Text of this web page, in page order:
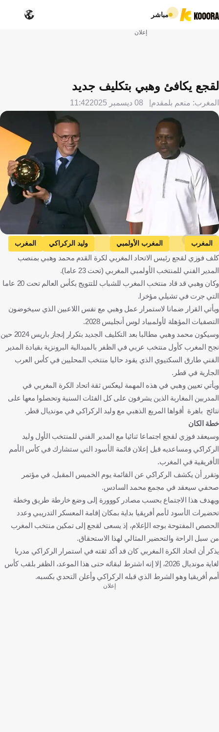
مباشر
إعلان
لقجع يكافئ وهبي بتكليف جديد
المغرب: منعم بلمقدم 08 ديسمبر 2025 11:42
KOOORA
المغرب المغرب الأولمبي وليد الركراكي
المغرب
كرة قدم
كلف فوزي لقجع رئيس الاتحاد المغربي لكرة القدم محمد وهبي بمنصب
المدير الفني للمنتخب الأولمبي المغربي (تحت 23 عاما).
وكان وهبي قد قاد منتخب المغرب للشباب للتتويج بكأس العالم تحت 20 عاما
التي جرت في تشيلي مؤخرا.
ويأتي القرار ضمانا لاستمرار عمل وهبي مع نفس اللاعبين الذي سيخوضون
التصفيات المؤهلة لأولمبياد لوس أنجليس 2028.
وسيكون محمد وهبي مطالبا بعد التكليف الجديد بتكرار إنجاز باريس 2024 حين
نجح المغرب كأول منتخب عربي في الظفر بالميدالية البرونزية بقيادة المدير
الفني طارق السكتيوي الذي يقود حاليا منتخب المحليين في كأس العرب
الجارية في قطر.
ويأتي تعيين وهبي في هذه المهمة ليعكس ثقة اتحاد الكرة المغربي في
المدربين المغاربة الذين يشرفون على كل الفئات السنية وتحصلوا معها على
نتائج باهرة أقواها المربع الذهبي مع وليد الركراكي في مونديال قطر.
خطة الكان
وسيعقد فوزي لقجع اجتماعا ثنائيا مع المدير الفني للمنتخب الأول وليد
الركراكي ومساعديه قبل إعلان قائمة الأسود التي ستشارك في كأس الأمم
الأفريقية في المغرب.
وتقرر أن يكشف الركراكي عن القائمة يوم الخميس المقبل، في مؤتمر
صحفي سيعقد في مجمع محمد السادس.
ويهدف هذا الاجتماع بحسب مصادر كووورة إلى وضع خارطة طريق وخطة
تحضيرات الأسود لأمم أفريقيا بداية بمكان إقامة المعسكر التدريبي وعدد
الحصص المفتوحة بوجه الإعلام، إذ يسعى لقجع إلى تمكين منتخب المغرب
من سبل الراحة والتحضير المثالي لهذا الاستحقاق.
يذكر أن اتحاد الكرة المغربي كان قد أكد ثقته في استمرار الركراكي مدربا
لغاية مونديال 2026، إلا إنه اشترط لبقائه حتى هذا الموعد، الظفر بلقب كأس
أمم أفريقيا وهو الشرط الذي قبله الركراكي وأعلن التحدي بكسبه.
إعلان